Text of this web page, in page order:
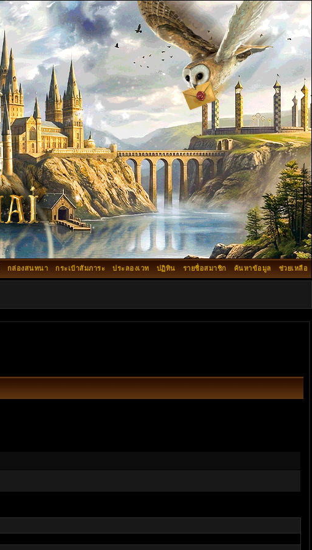
ช่วยเหลือ
ค้นหาข้อมูล
รายชื่อสมาชิก
ปฏิทิน
ประลองเวท
กระเป๋าสัมภาระ
กล่องสนทนา